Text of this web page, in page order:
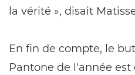
la vérité », disait
En fin de compte, le
Pantone de l'année est